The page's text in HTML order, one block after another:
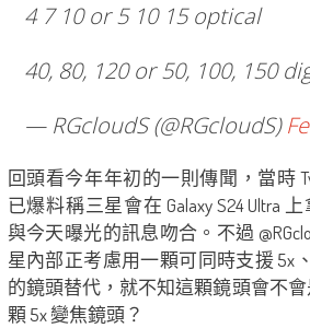
4 7 10 or 5 10 15 optical
40, 80, 120 or 50, 100, 150
— RGcloudS (@RGcloudS)
回頭看今年年初的一則傳聞，當時
已爆料稱三星會在 Galaxy S24 Ultra
與今天曝光的訊息吻合。不過
星內部正考慮用一顆可同時支援 5x、
的鏡頭替代，就不知這顆鏡頭會不會
顆 5x 變焦鏡頭？